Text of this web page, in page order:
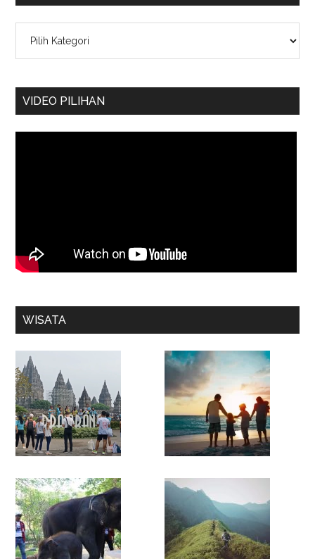
VIDEO PILIHAN
WISATA